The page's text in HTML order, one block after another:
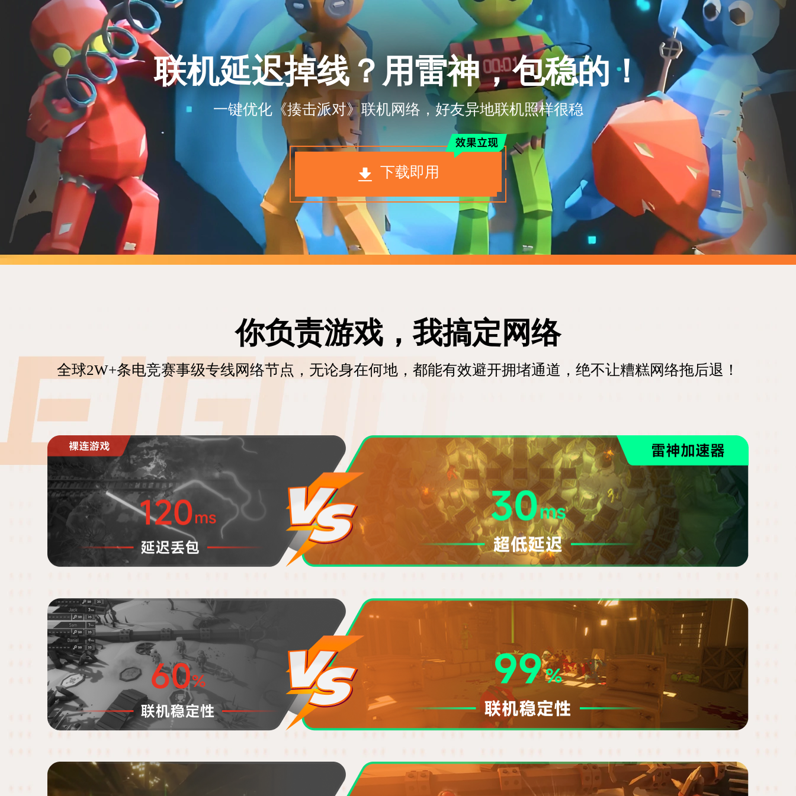
联机延迟掉线？用雷神，包稳的！
一键优化《揍击派对》联机网络，好友异地联机照样很稳
下载即用
你负责游戏，我搞定网络
全球2W+条电竞赛事级专线网络节点，无论身在何地，都能有效​避开拥堵通道，绝不让糟糕网络拖后退！